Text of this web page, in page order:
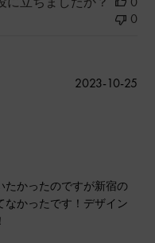
0
たかったのですが新宿の
なかったです！デザイン
公
2023-10-25